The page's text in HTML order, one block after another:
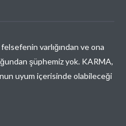
varlığından ve ona
şüphemiz yok. KARMA,
uyum içerisinde olabileceği